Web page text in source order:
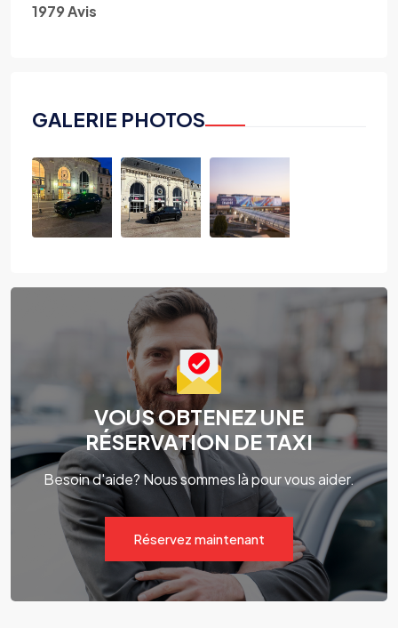
1979 Avis
GALERIE PHOTOS
VOUS OBTENEZ UNE
RÉSERVATION DE TAXI
Besoin d'aide? Nous sommes là pour vous aider.
Réservez maintenant